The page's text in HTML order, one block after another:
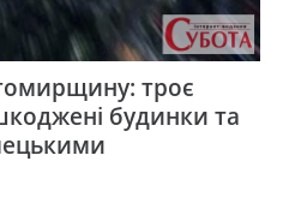
троє
будинки та